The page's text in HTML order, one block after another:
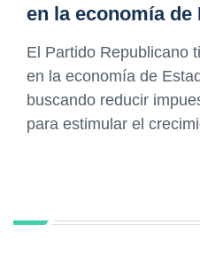
en la economía
El Partido Republicano
en la economía de
buscando reducir
para estimular el